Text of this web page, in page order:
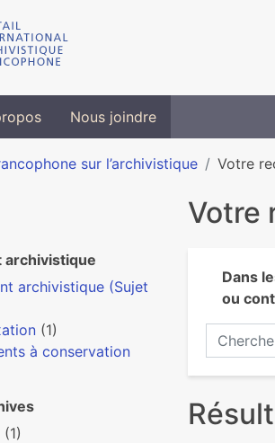
Nous joindre
sur l’archivistique Votre
Votre
Dans
ou
archivistique
archivistique (Sujet
(1)
à conservation
(1)